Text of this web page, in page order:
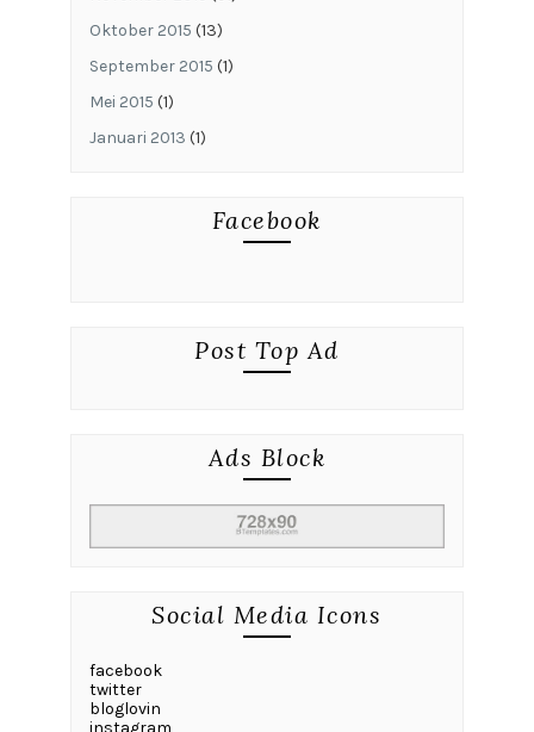
Oktober 2015 (13)
September 2015 (1)
Mei 2015 (1)
Januari 2013 (1)
Facebook
Post Top Ad
Ads Block
Social Media Icons
facebook
twitter
bloglovin
instagram